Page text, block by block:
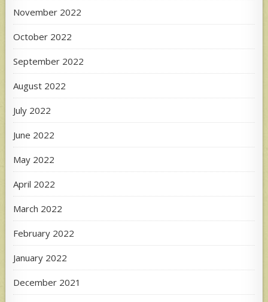
November 2022
October 2022
September 2022
August 2022
July 2022
June 2022
May 2022
April 2022
March 2022
February 2022
January 2022
December 2021